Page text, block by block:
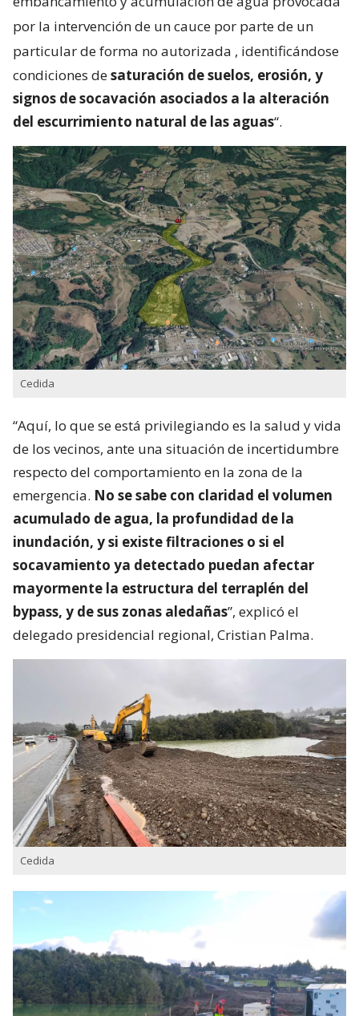
por la intervención de un cauce por parte de un
particular de forma no autorizada , identificándose
condiciones desaturación de suelos, erosión, y
signos de socavación asociados a la alteración
del escurrimiento natural de las aguas“.
Cedida
“Aquí, lo que se está privilegiando es la salud y vida
de los vecinos, ante una situación de incertidumbre
respecto del comportamiento en la zona de la
emergencia. No se sabe con claridad el volumen
acumulado de agua, la profundidad de la
inundación, y si existe filtraciones o si el
socavamiento ya detectado puedan afectar
mayormente la estructura del terraplén del
bypass, y de sus zonas aledañas”, explicó el
delegado presidencial regional, Cristian Palma.
Cedida